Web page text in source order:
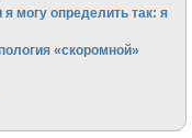
могу опpеделить так: я
«скоромной»